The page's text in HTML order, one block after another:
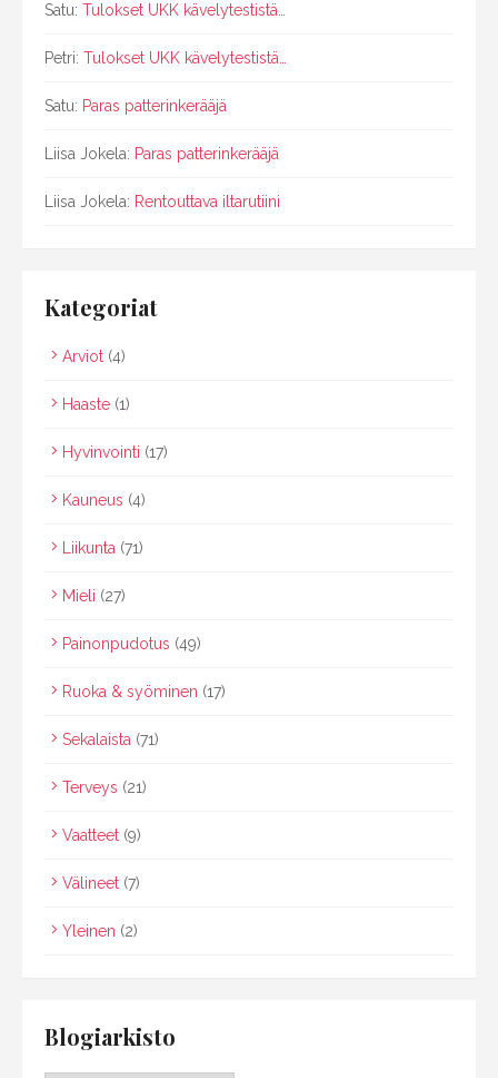
Satu: Tulokset UKK kävelytestistä…
Petri: Tulokset UKK kävelytestistä…
Satu: Paras patterinkerääjä
Liisa Jokela: Paras patterinkerääjä
Liisa Jokela: Rentouttava iltarutiini
Kategoriat
Arviot (4)
Haaste (1)
Hyvinvointi (17)
Kauneus (4)
Liikunta (71)
Mieli (27)
Painonpudotus (49)
Ruoka & syöminen (17)
Sekalaista (71)
Terveys (21)
Vaatteet (9)
Välineet (7)
Yleinen (2)
Blogiarkisto